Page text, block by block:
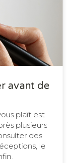
avant de
plaît est
plusieurs
des
le